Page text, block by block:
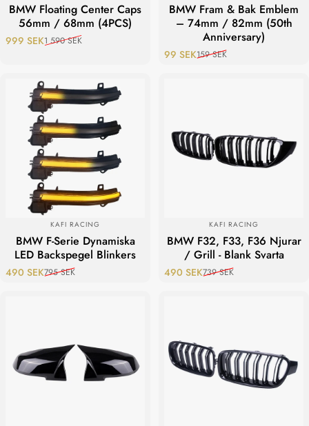
BMW Floating Center Caps
56mm / 68mm (4PCS)
Reapris
999 SEK
Ordinarie pris
1 590 SEK
BMW Fram & Bak Emblem
– 74mm / 82mm (50th
Anniversary)
Reapris
99 SEK
Ordinarie pris
159 SEK
Spara 305 kr
LEVERANTÖR:
KAFI RACING
BMW F-Serie Dynamiska
LED Backspegel Blinkers
Reapris
490 SEK
Ordinarie pris
795 SEK
LEVERANTÖR:
KAFI RACING
BMW F32, F33, F36 Njurar
/ Grill - Blank Svarta
Reapris
490 SEK
Ordinarie pris
739 SEK